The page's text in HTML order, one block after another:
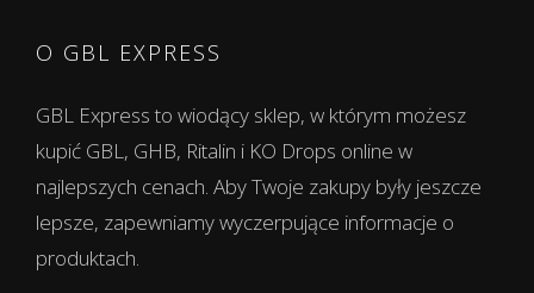
O GBL EXPRESS
GBL Express to wiodący sklep, w którym możesz
kupić GBL, GHB, Ritalin i KO Drops online w
najlepszych cenach. Aby Twoje zakupy były jeszcze
lepsze, zapewniamy wyczerpujące informacje o
produktach.